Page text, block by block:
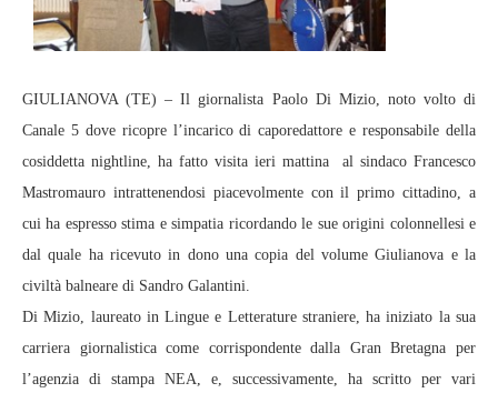
GIULIANOVA (TE) – Il giornalista Paolo Di Mizio, noto volto di
Canale 5 dove ricopre l’incarico di caporedattore e responsabile della
cosiddetta nightline, ha fatto visita ieri mattina al sindaco Francesco
Mastromauro intrattenendosi piacevolmente con il primo cittadino, a
cui ha espresso stima e simpatia ricordando le sue origini colonnellesi e
dal quale ha ricevuto in dono una copia del volume Giulianova e la
civiltà balneare di Sandro Galantini.
Di Mizio, laureato in Lingue e Letterature straniere, ha iniziato la sua
carriera giornalistica come corrispondente dalla Gran Bretagna per
l’agenzia di stampa NEA, e, successivamente, ha scritto per vari